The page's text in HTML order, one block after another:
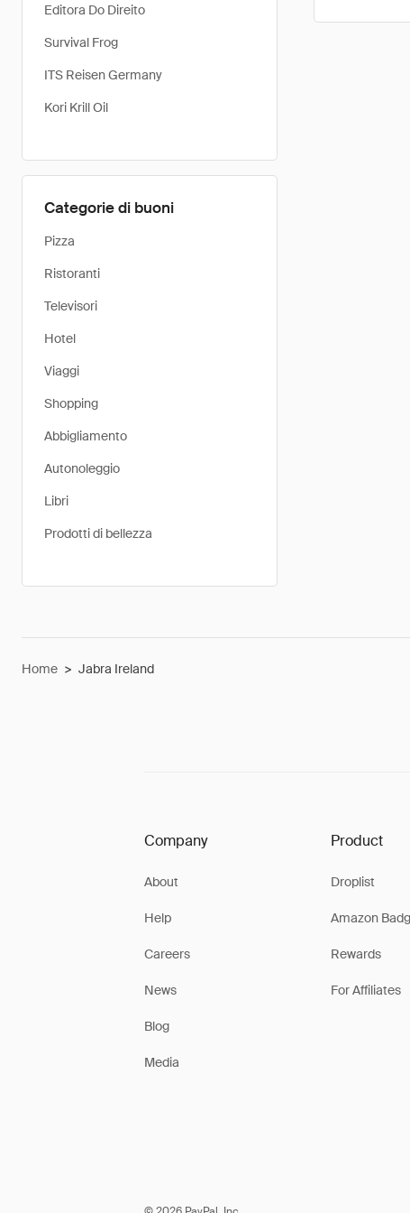
Editora Do Direito
Survival Frog
ITS Reisen Germany
Kori Krill Oil
Categorie di buoni
Pizza
Ristoranti
Televisori
Hotel
Viaggi
Shopping
Abbigliamento
Autonoleggio
Libri
Prodotti di bellezza
Home > Jabra Ireland
Company
About
Help
Careers
News
Blog
Media
Product
Droplist
Amazon
Rewards
For Affiliates